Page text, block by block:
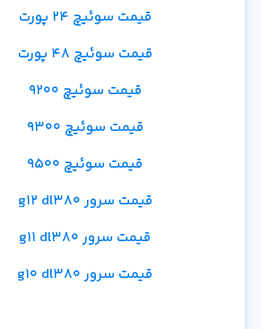
قیمت سوئیچ 24 پورت
قیمت سوئیچ 48 پورت
قیمت سوئیچ 9200
قیمت سوئیچ 9300
قیمت سوئیچ 9500
قیمت سرور g12 dl380
قیمت سرور g11 dl380
قیمت سرور g10 dl380